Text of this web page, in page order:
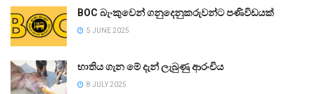
BOC බැංකුවෙන් ගනුදෙනුකරුවන්ට පණිවිඩයක්
5 JUNE 2025
භාතිය ගැන මේ දැන් ලැබුණු ආරංචිය
8 JULY 2025